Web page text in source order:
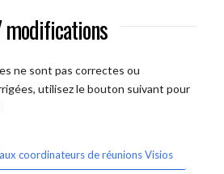
modifications
ne sont pas correctes ou
utilisez le bouton suivant pour
coordinateurs de réunions Visios